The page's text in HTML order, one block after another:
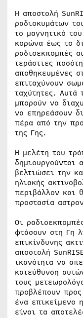
Η αποστολή
ραδιοκυμάτων
το μαγνητικό
κορώνα έως το
ραδιοεκπομπές
τεράστιες
αποθηκευμένες
επιταχύνουν
ταχύτητες. Αυτά
μπορούν να
να επηρεάσουν
πέρα από την
της Γης.
Η μελέτη του
δημιουργούνται
βελτιώσει την
ηλιακής
περιβάλλον και
προστασία
Οι
φτάσουν στη Γη
επικίνδυνης
αποστολή
ικανότητα να
κατεύθυνση
τους
προβλέπουν
ένα επικείμενο
είναι τα